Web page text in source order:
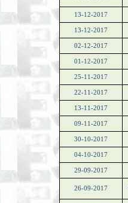
13-12-2017
13-12-2017
02-12-2017
01-12-2017
25-11-2017
22-11-2017
13-11-2017
09-11-2017
30-10-2017
04-10-2017
29-09-2017
26-09-2017